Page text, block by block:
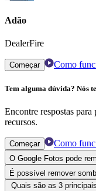
Adão
DealerFire
Começar Como
Tem alguma dúvida? Nós
Encontre respostas para
recursos.
Começar Como
O Google Fotos pode
É possível remover
Quais são as 3